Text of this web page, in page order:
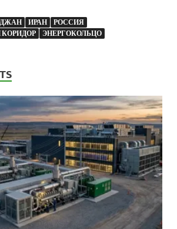
ИРАН
РОССИЯ
ЭНЕРГОКОЛЬЦО